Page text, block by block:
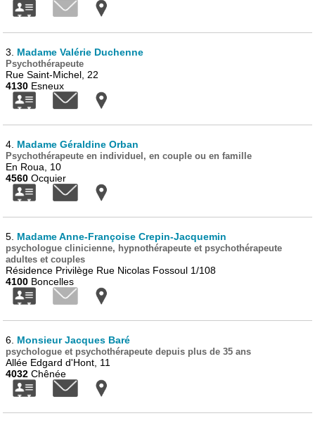
3. Madame Valérie Duchenne
Psychothérapeute
Rue Saint-Michel, 22
4130 Esneux
4. Madame Géraldine Orban
Psychothérapeute en individuel, en couple ou en famille
En Roua, 10
4560 Ocquier
5. Madame Anne-Françoise Crepin-Jacquemin
psychologue clinicienne, hypnothérapeute et psychothérapeute
adultes et couples
Résidence Privilège Rue Nicolas Fossoul 1/108
4100 Boncelles
6. Monsieur Jacques Baré
psychologue et psychothérapeute depuis plus de 35 ans
Allée Edgard d'Hont, 11
4032 Chênée